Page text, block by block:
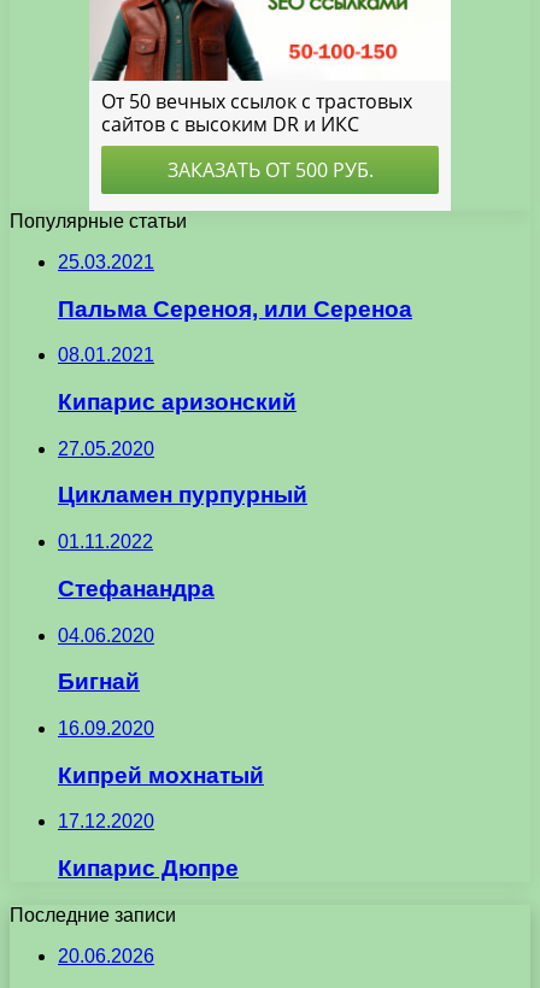
Популярные статьи
25.03.2021
Пальма Сереноя, или Сереноа
08.01.2021
Кипарис аризонский
27.05.2020
Цикламен пурпурный
01.11.2022
Стефанандра
04.06.2020
Бигнай
16.09.2020
Кипрей мохнатый
17.12.2020
Кипарис Дюпре
Последние записи
20.06.2026